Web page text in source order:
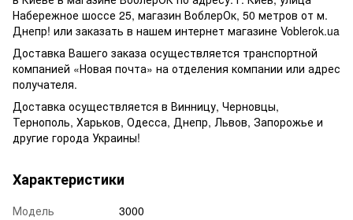
Набережное шоссе 25, магазин ВоблерОк, 50 метров от м.
Днепр! или заказать в нашем интернет магазине Voblerok.ua
Доставка Вашего заказа осуществляется транспортной
компанией «Новая почта» на отделения компании или адрес
получателя.
Доставка осуществляется в Винницу, Черновцы,
Тернополь, Харьков, Одесса, Днепр, Львов, Запорожье и
другие города Украины!
Характеристики
Модель
3000